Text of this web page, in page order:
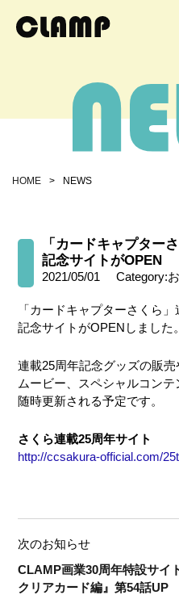
HOME > NEWS
「カードキャプター
記念サイトがOPEN
2021/05/01 Category:
「カードキャプターさくら」
記念サイトがOPENしました。
連載25周年記念グッズの販売
ムービー、スペシャルコンテ
随時更新される予定です。
さくら連載25周年サイト
http://ccsakura-official.com/
次のお知らせ
CLAMP画業30周年特設サイ
クリアカード編』第54話UP